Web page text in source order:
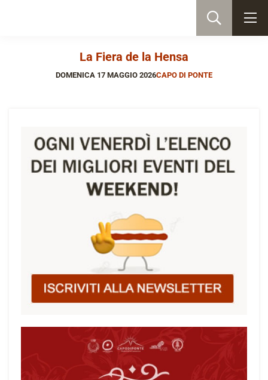
La Fiera de la Hensa
DOMENICA 17 MAGGIO 2026CAPO DI PONTE